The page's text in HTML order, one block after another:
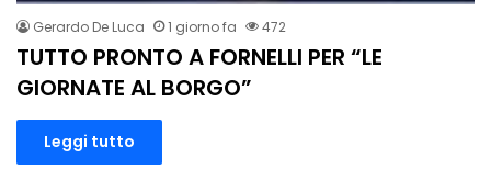
Gerardo De Luca 1 giorno fa 472
TUTTO PRONTO A FORNELLI PER “LE
GIORNATE AL BORGO”
Leggi tutto